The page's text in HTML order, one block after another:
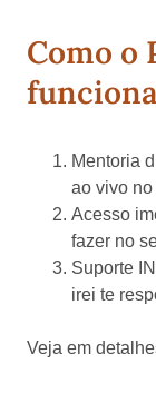
Como o
Mentoria
ao vivo no
Acesso
fazer no
Suporte
irei te
Veja em